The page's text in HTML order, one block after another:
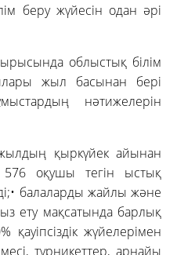
беру жүйесін одан әрі
облыстық білім
жыл басынан бері
нәтижелерін
қыркүйек айынан
оқушы тегін ыстық
балаларды жайлы және
ету мақсатында барлық
жүйелерімен
турникеттер, арнайы